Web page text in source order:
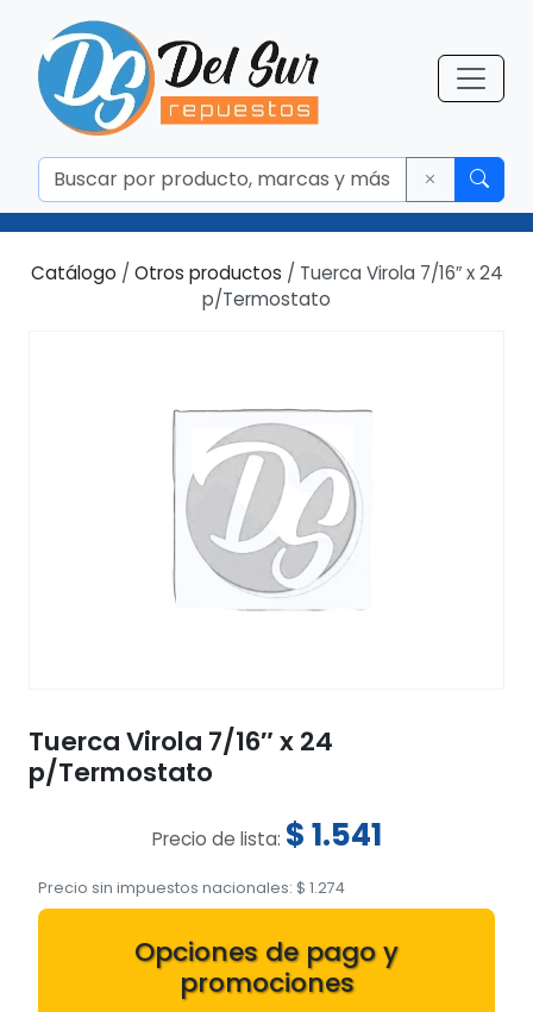
Catálogo / Otros productos / Tuerca Virola 7/16″ x 24
p/Termostato
Tuerca Virola 7/16″ x 24
p/Termostato
Precio de lista: $1.541
Precio sin impuestos nacionales: $ 1.274
Opciones de pago y
promociones